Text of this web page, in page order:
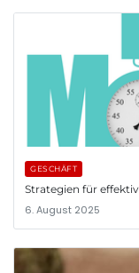
GESCHÄFT
Strategien für
6. August 2025